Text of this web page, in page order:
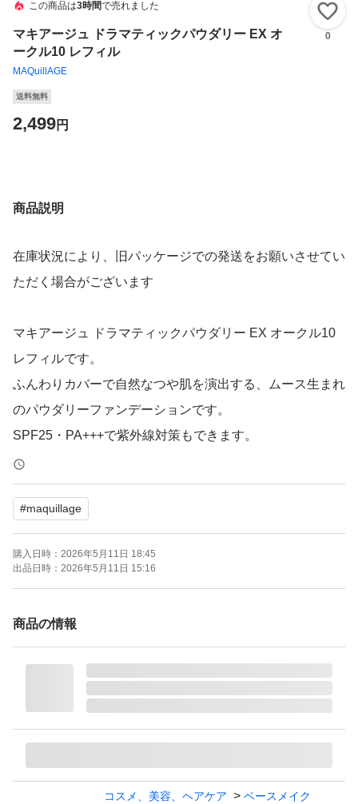
この商品は3時間で売れました
マキアージュ ドラマティックパウダリー EX オ
ークル10 レフィル
MAQuillAGE
0
送料無料
2,499円
商品説明
在庫状況により、旧パッケージでの発送をお願いさせてい
ただく場合がございます
マキアージュ ドラマティックパウダリー EX オークル10
レフィルです。
ふんわりカバーで自然なつや肌を演出する、ムース生まれ
のパウダリーファンデーションです。
SPF25・PA+++で紫外線対策もできます。
【ブランド】MAQuillAGE (マキアージュ)
【商品名】ドラマティックパウダリー EX
【カラー】オークル10
【タイプ】レフィル
【SPF/PA】SPF25・PA+++
【商品の状態】未使用
よろしくお願いいたします。
#maquillage
購入日時： 2026年5月11日 18:45
出品日時： 2026年5月11日 15:16
商品の情報
コスメ、美容、ヘアケア
ベースメイク